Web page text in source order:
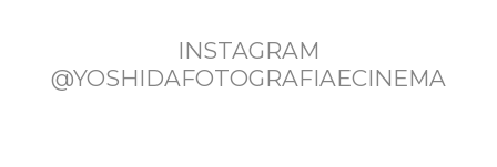
INSTAGRAM
@YOSHIDAFOTOGRAFIAECINEMA